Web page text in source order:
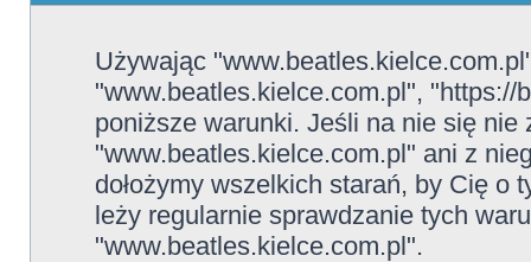
Używając
"www.beatles.kielce.com.pl",
poniższe warunki. Jeśli na nie się
"www.beatles.kielce.com.pl" ani z
dołożymy wszelkich starań, by Cię o
leży regularnie sprawdzanie tych
"www.beatles.kielce.com.pl".